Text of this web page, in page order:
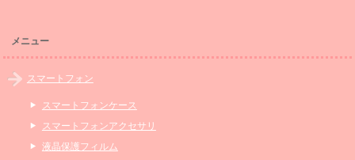
メニュー
スマートフォン
スマートフォンケース
スマートフォンアクセサリ
液晶保護フィルム